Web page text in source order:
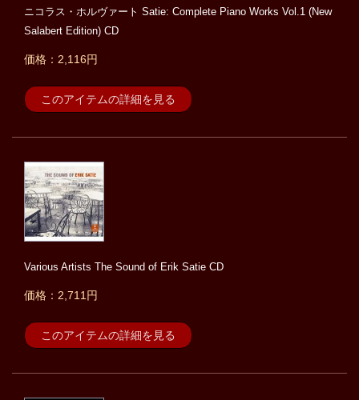
ニコラス・ホルヴァート Satie: Complete Piano Works Vol.1 (New
Salabert Edition) CD
価格：2,116円
このアイテムの詳細を見る
Various Artists The Sound of Erik Satie CD
価格：2,711円
このアイテムの詳細を見る